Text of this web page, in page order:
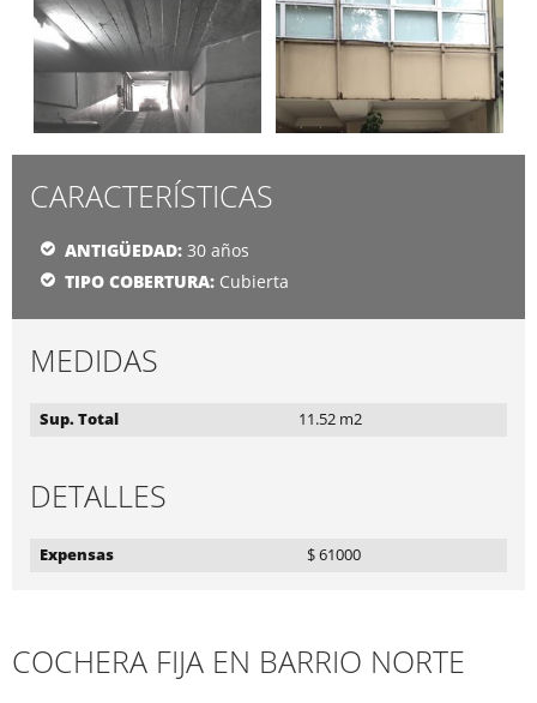
CARACTERÍSTICAS
ANTIGÜEDAD: 30 años
TIPO COBERTURA: Cubierta
MEDIDAS
Sup. Total 11.52 m2
DETALLES
Expensas $ 61000
COCHERA FIJA EN BARRIO NORTE